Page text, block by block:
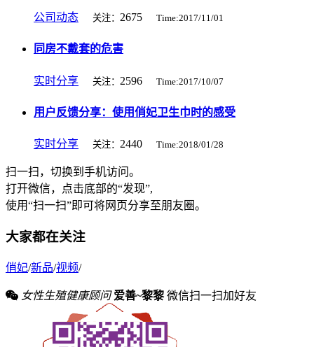
公司动态 关注： 2675 Time:2017/11/01
同房不戴套的危害
实时分享 关注： 2596 Time:2017/10/07
用户反馈分享：使用俏妃卫生巾时的感受
实时分享 关注： 2440 Time:2018/01/28
扫一扫，切换到手机访问。
打开微信，点击底部的“发现”,
使用“扫一扫”即可将网页分享至朋友圈。
大家都在关注
俏妃/新品/视频/
女性生殖健康顾问 爱善~黎黎 微信扫一扫加好友